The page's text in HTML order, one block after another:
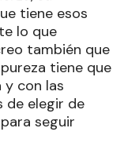
tiene esos
lo que
también que
tiene que
y con las
de elegir de
seguir